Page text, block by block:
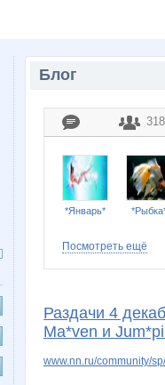
Блог
318
*Январь*
Dilyara@
Посмотреть ещё
Раздачи 4
Ma*ven и
www.nn.ru/community/